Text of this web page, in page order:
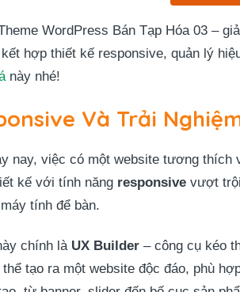
WordPress Bán Tạp Hóa 03 –
hợp thiết kế responsive, quản lý
này nhé!
Và Trải
nay, việc có một website tương
kế với tính năng responsive vượt
tính để bàn.
chính là UX Builder – công cụ kéo
tạo ra một website độc đáo, phù